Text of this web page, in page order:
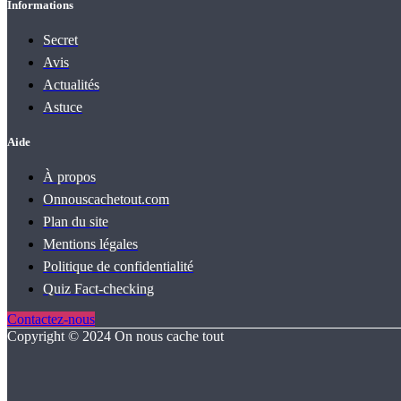
Informations
Secret
Avis
Actualités
Astuce
Aide
À propos
Onnouscachetout.com
Plan du site
Mentions légales
Politique de confidentialité
Quiz Fact‑checking
Contactez-nous
Copyright © 2024 On nous cache tout